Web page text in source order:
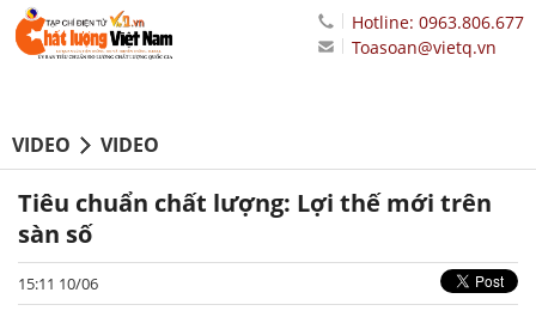
Hotline: 0963.806.677
Toasoan@vietq.vn
VIDEO VIDEO
Tiêu chuẩn chất lượng: Lợi thế mới trên
sàn số
15:11 10/06